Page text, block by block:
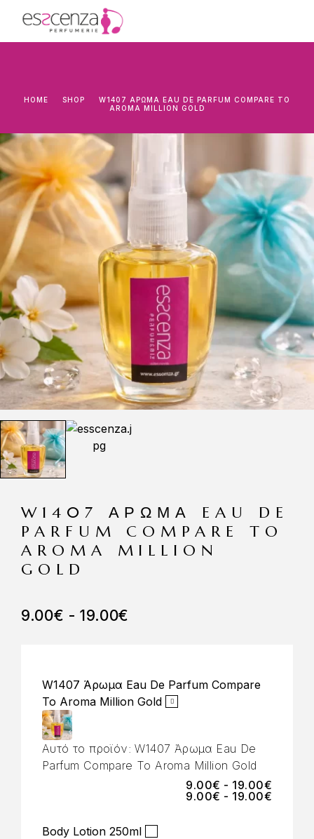
HOME SHOP
W1407 ΆΡΩΜΑ EAU DE PARFUM COMPARE TO
AROMA MILLION GOLD
W1407 ΆΡΩΜΑ EAU DE
PARFUM COMPARE TO
AROMA MILLION
GOLD
9.00€ - 19.00€
W1407 Άρωμα Eau De Parfum Compare
To Aroma Million Gold
Αυτό το προϊόν: W1407 Άρωμα Eau De
Parfum Compare To Aroma Million Gold
9.00€ - 19.00€
9.00€ - 19.00€
Body Lotion 250ml